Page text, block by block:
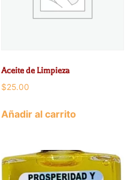
Aceite de Limpieza
$25.00
Añadir al carrito